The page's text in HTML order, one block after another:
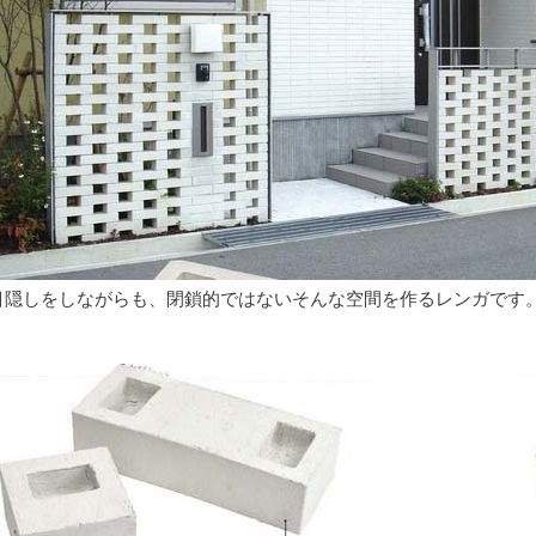
しをしながらも、閉鎖的ではないそんな空間を作るレンガです